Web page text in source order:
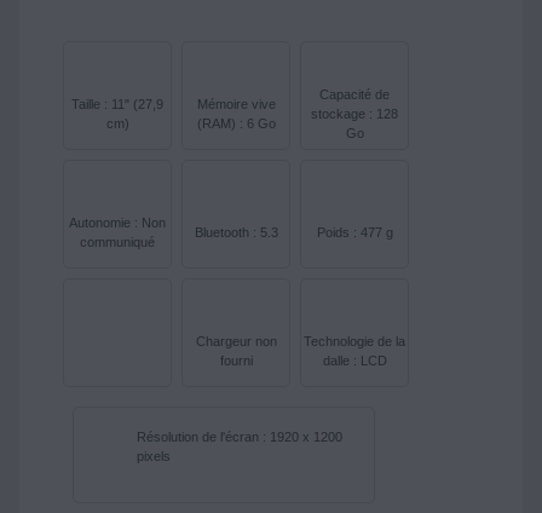
Taille : 11" (27,9
cm)
Mémoire vive
(RAM) : 6 Go
Capacité de
stockage : 128
Go
Autonomie : Non
communiqué
Bluetooth : 5.3 Poids : 477 g
Chargeur non
fourni
Technologie de la
dalle : LCD
Résolution de l'écran : 1920 x 1200
pixels